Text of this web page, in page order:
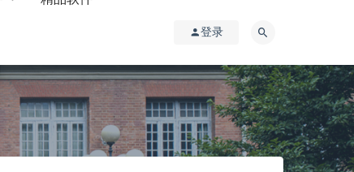
登录